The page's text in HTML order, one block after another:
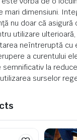
mari dimensiuni.
nu doar că
utilizare ulterioară,
neîntreruptă cu
a curentului
la
surselor